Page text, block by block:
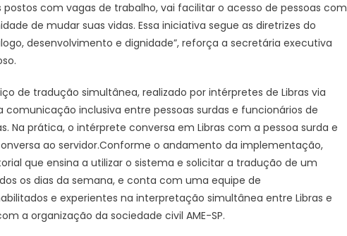
com vagas de trabalho, vai facilitar o acesso de pessoas com
de mudar suas vidas. Essa iniciativa segue as diretrizes do
desenvolvimento e dignidade”, reforça a secretária executiva
de tradução simultânea, realizado por intérpretes de Libras via
inclusiva entre pessoas surdas e funcionários de
Na prática, o intérprete conversa em Libras com a pessoa surda e
ao servidor.Conforme o andamento da implementação,
que ensina a utilizar o sistema e solicitar a tradução de um
os dias da semana, e conta com uma equipe de
e experientes na interpretação simultânea entre Libras e
a organização da sociedade civil AME-SP.